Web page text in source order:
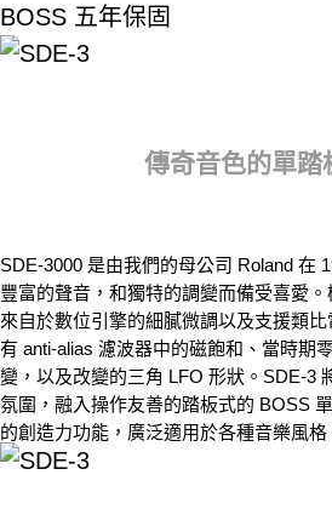
BOSS 五年保固
傳奇音色的單踏
SDE-3000 是由我們的母公司 Roland 在
豐富的聲音，和獨特的調變而備受喜愛。
來自於數位引擎的細膩微調以及支援類
有 anti-alias 濾波器中的磁飽和、當時期
變，以及改變的三角 LFO 形狀。SDE-3
氛圍，融入操作友善的踏板式的 BOSS
的創造力功能，廣泛適用於各種音樂風格